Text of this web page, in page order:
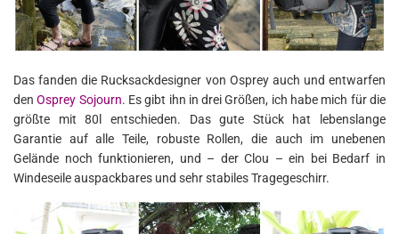
Das fanden die Rucksackdesigner von Osprey auch und entwarfen
denOsprey Sojourn. Es gibt ihn in drei Größen, ich habe mich für die
größte mit 80l entschieden. Das gute Stück hat lebenslange
Garantie auf alle Teile, robuste Rollen, die auch im unebenen
Gelände noch funktionieren, und – der Clou – ein bei Bedarf in
Windeseile auspackbares und sehr stabiles Tragegeschirr.